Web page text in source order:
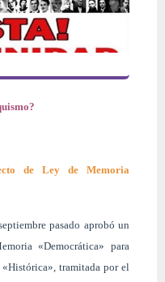
de Ley de Memoria
pasado aprobó un
«Democrática» para
tramitada por el